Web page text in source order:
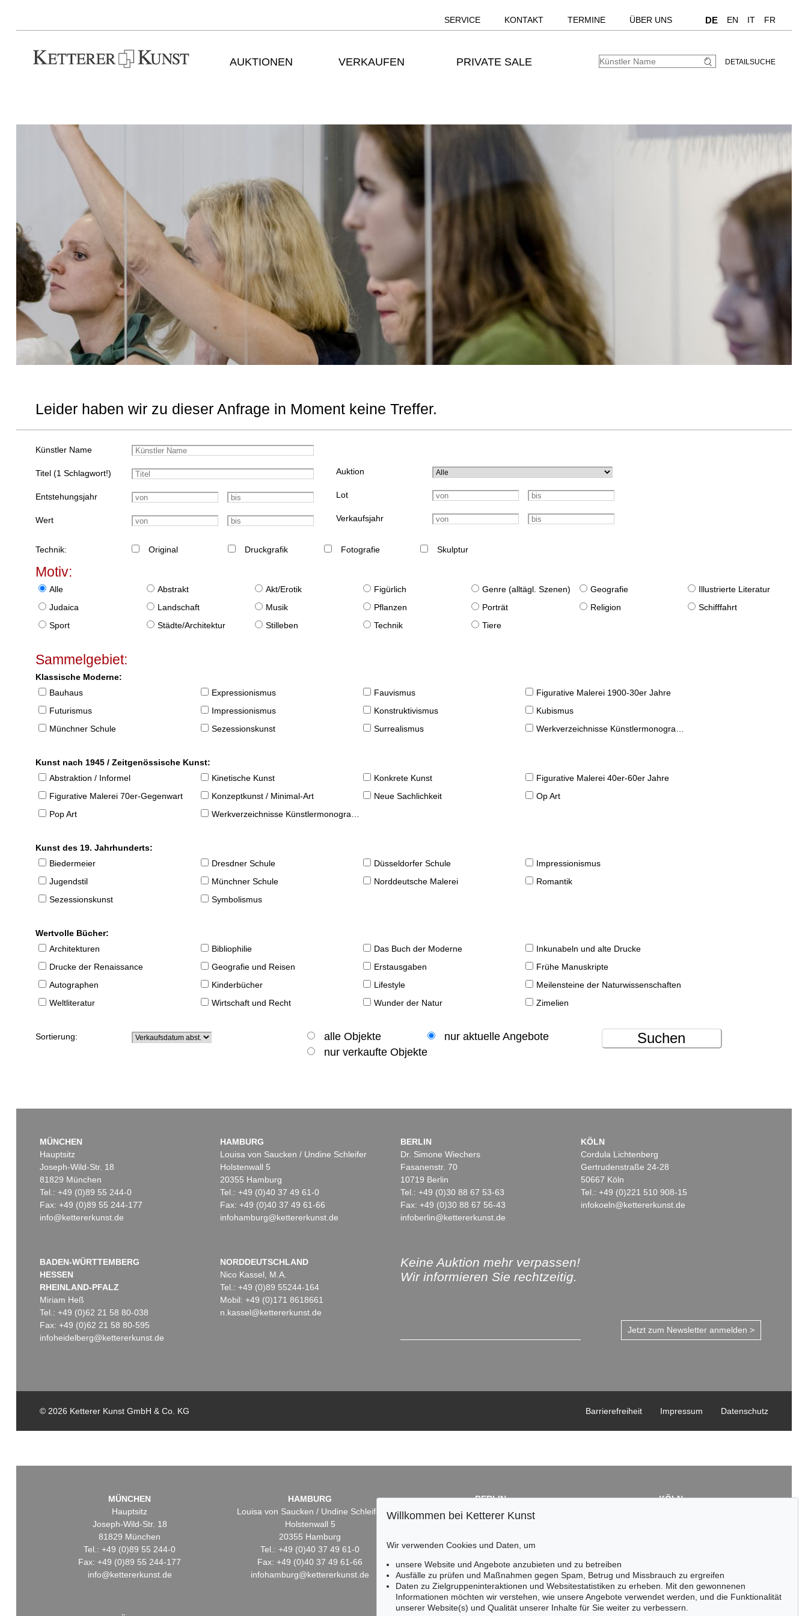
SERVICE KONTAKT TERMINE ÜBER UNS DE EN IT FR
AUKTIONEN VERKAUFEN PRIVATE SALE DETAILSUCHE
Leider haben wir zu dieser Anfrage in Moment keine Treffer.
Künstler Name
Titel (1 Schlagwort!)
Entstehungsjahr
Wert
Auktion
Lot
Verkaufsjahr
Technik: Original Druckgrafik Fotografie Skulptur
Motiv:
Alle Abstrakt Akt/Erotik Figürlich Genre (alltägl. Szenen) Geografie
Illustrierte Literatur
Judaica
Landschaft Musik Pflanzen Porträt Religion
Schifffahrt
Sport
Städte/Architektur Stilleben Technik Tiere
Sammelgebiet:
Klassische Moderne:
Bauhaus
Expressionismus Fauvismus
Figurative Malerei 1900-30er Jahre
Futurismus
Impressionismus Konstruktivismus
Kubismus
Münchner Schule
Sezessionskunst Surrealismus Werkverzeichnisse Künstlermonographien
Kunst nach 1945 / Zeitgenössische Kunst:
Abstraktion / Informel
Kinetische Kunst Konkrete Kunst
Figurative Malerei 40er-60er Jahre
Figurative Malerei 70er-Gegenwart
Konzeptkunst / Minimal-Art Neue Sachlichkeit
Op Art
Pop Art
Werkverzeichnisse Künstlermonographien
Kunst des 19. Jahrhunderts:
Biedermeier
Dresdner Schule Düsseldorfer Schule
Impressionismus
Jugendstil
Münchner Schule Norddeutsche Malerei
Romantik
Sezessionskunst
Symbolismus
Wertvolle Bücher:
Architekturen
Bibliophilie Das Buch der Moderne
Inkunabeln und alte Drucke
Drucke der Renaissance
Geografie und Reisen Erstausgaben
Frühe Manuskripte
Autographen
Kinderbücher Lifestyle
Meilensteine der Naturwissenschaften
Weltliteratur
Wirtschaft und Recht Wunder der Natur Zimelien
Sortierung: alle Objekte
nur aktuelle Angebote
nur verkaufte Objekte
Suchen
MÜNCHEN
Hauptsitz
Joseph-Wild-Str. 18
81829 München
Tel.: +49 (0)89 55 244-0
Fax: +49 (0)89 55 244-177
info@kettererkunst.de
HAMBURG
Louisa von Saucken / Undine Schleifer
Holstenwall 5
20355 Hamburg
Tel.: +49 (0)40 37 49 61-0
Fax: +49 (0)40 37 49 61-66
infohamburg@kettererkunst.de
BERLIN
Dr. Simone Wiechers
Fasanenstr. 70
10719 Berlin
Tel.: +49 (0)30 88 67 53-63
Fax: +49 (0)30 88 67 56-43
infoberlin@kettererkunst.de
KÖLN
Cordula Lichtenberg
Gertrudenstraße 24-28
50667 Köln
Tel.: +49 (0)221 510 908-15
infokoeln@kettererkunst.de
BADEN-WÜRTTEMBERG
HESSEN
RHEINLAND-PFALZ
Miriam Heß
Tel.: +49 (0)62 21 58 80-038
Fax: +49 (0)62 21 58 80-595
infoheidelberg@kettererkunst.de
NORDDEUTSCHLAND
Nico Kassel, M.A.
Tel.: +49 (0)89 55244-164
Mobil: +49 (0)171 8618661
n.kassel@kettererkunst.de
Keine Auktion mehr verpassen!
Wir informieren Sie rechtzeitig.
Jetzt zum Newsletter anmelden >
© 2026 Ketterer Kunst GmbH & Co. KG Datenschutz
Impressum
Barrierefreiheit
MÜNCHEN
Hauptsitz
Joseph-Wild-Str. 18
81829 München
Tel.: +49 (0)89 55 244-0
Fax: +49 (0)89 55 244-177
info@kettererkunst.de
HAMBURG
Louisa von Saucken / Undine Schleifer
Holstenwall 5
20355 Hamburg
Tel.: +49 (0)40 37 49 61-0
Fax: +49 (0)40 37 49 61-66
infohamburg@kettererkunst.de
BERLIN
Dr. Simone Wiechers
Tel.: +49 (0)30 88 67 53-63
Fax: +49 (0)30 88 67 56-43
infoberlin@kettererkunst.de
KÖLN
infokoeln@kettererkunst.de
Willkommen bei Ketterer Kunst
Wir verwenden Cookies und Daten, um
unsere Website und Angebote anzubieten und zu betreiben
Ausfälle zu prüfen und Maßnahmen gegen Spam, Betrug und Missbrauch zu ergreifen
Daten zu Zielgruppeninteraktionen und Websitestatistiken zu erheben. Mit den gewonnenen
Informationen möchten wir verstehen, wie unsere Angebote verwendet werden, und die Funktionalität
unserer Website(s) und Qualität unserer Inhalte für Sie weiter zu verbessern.